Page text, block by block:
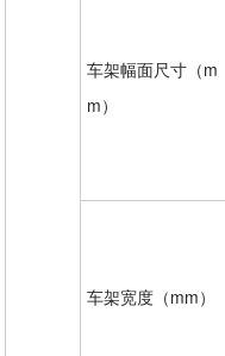
车架幅面尺寸（m
m）
车架宽度（mm）